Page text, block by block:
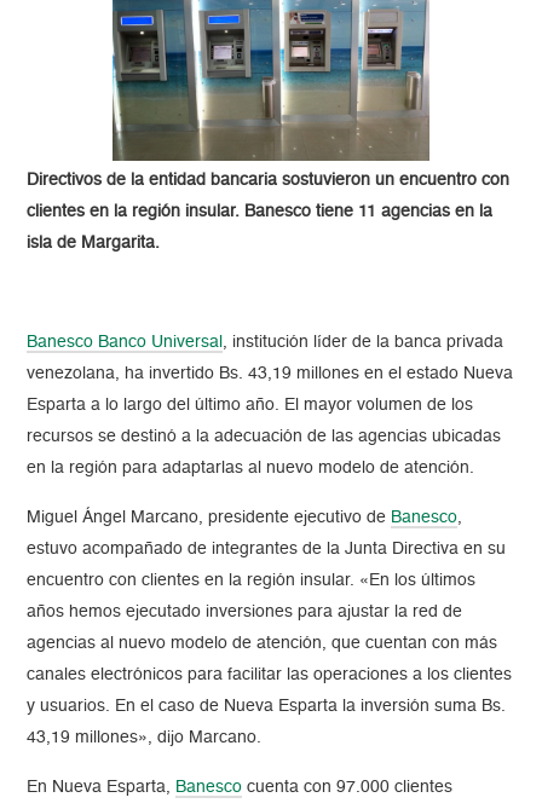
Directivos de la entidad bancaria sostuvieron un encuentro con
clientes en la región insular. Banesco tiene 11 agencias en la
isla de Margarita.
Banesco Banco Universal , institución líder de la banca privada
venezolana, ha invertido Bs. 43,19 millones en el estado Nueva
Esparta a lo largo del último año. El mayor volumen de los
recursos se destinó a la adecuación de las agencias ubicadas
en la región para adaptarlas al nuevo modelo de atención.
Miguel Ángel Marcano, presidente ejecutivo de Banesco,
estuvo acompañado de integrantes de la Junta Directiva en su
encuentro con clientes en la región insular. «En los últimos
años hemos ejecutado inversiones para ajustar la red de
agencias al nuevo modelo de atención, que cuentan con más
canales electrónicos para facilitar las operaciones a los clientes
y usuarios. En el caso de Nueva Esparta la inversión suma Bs.
43,19 millones», dijo Marcano.
En Nueva Esparta, Banesco cuenta con 97.000 clientes